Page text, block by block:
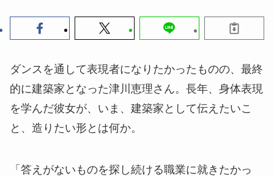
ダンスを通して表現者になりたかったものの、最終
的に建築家となった津川恵理さん。長年、身体表現
を学んだ彼女が、いま、建築家として伝えたいこ
と、造りたい形とは何か。
「答えがないものを探し続ける職業に就きたかっ